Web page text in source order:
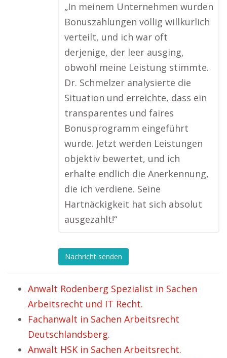
„In meinem Unternehmen wurden
Bonuszahlungen völlig willkürlich
verteilt, und ich war oft
derjenige, der leer ausging,
obwohl meine Leistung stimmte.
Dr. Schmelzer analysierte die
Situation und erreichte, dass ein
transparentes und faires
Bonusprogramm eingeführt
wurde. Jetzt werden Leistungen
objektiv bewertet, und ich
erhalte endlich die Anerkennung,
die ich verdiene. Seine
Hartnäckigkeit hat sich absolut
ausgezahlt!“
Nachricht senden
Anwalt Rodenberg Spezialist in Sachen
Arbeitsrecht und IT Recht.
Fachanwalt in Sachen Arbeitsrecht
Deutschlandsberg.
Anwalt HSK in Sachen Arbeitsrecht.